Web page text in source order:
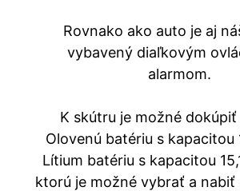
Rovnako ako auto je aj
vybavený diaľkovým
alarmom.
K skútru je možné
Olovenú batériu s kapacitou
Lítium batériu s kapacitou
ktorú je možné vybrať a nabiť